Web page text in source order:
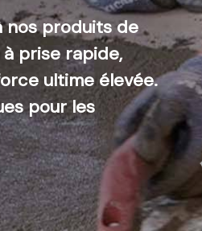
nos produits de
prise rapide,
ultime élevée.
pour les